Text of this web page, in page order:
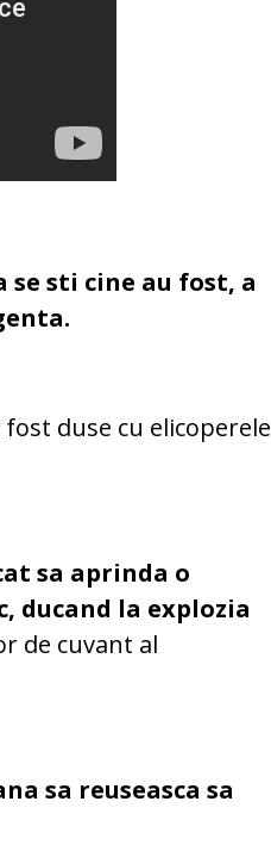
sti cine au fost, a
duse cu elicoperele
sa aprinda o
ducand la explozia
de cuvant al
sa reuseasca sa